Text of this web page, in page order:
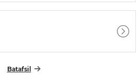
Batafsil